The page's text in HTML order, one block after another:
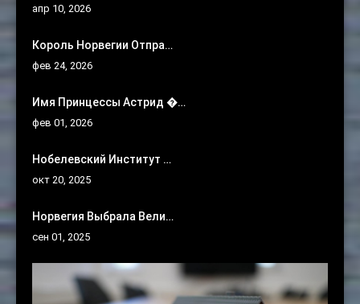
апр 10, 2026
Король Норвегии Отпра…
фев 24, 2026
Имя Принцессы Астрид �…
фев 01, 2026
Нобелевский Институт …
окт 20, 2025
Норвегия Выбрала Вели…
сен 01, 2025